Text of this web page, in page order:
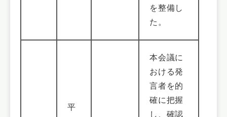
を整備し
た。
平
本会議に
おける発
言者を的
確に把握
し、確認